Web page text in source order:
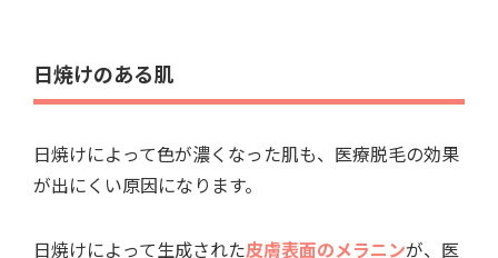
日焼けのある肌
日焼けによって色が濃くなった肌も、医療脱毛の効果
が出にくい原因になります。
日焼けによって生成された皮膚表面のメラニンが、医